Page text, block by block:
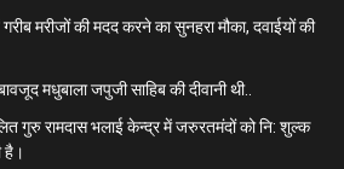
मरीजों की मदद करने का सुनहरा मौका, दवाईयों की
मधुबाला जपुजी साहिब की दीवानी थी..
गुरु रामदास भलाई केन्द्र में जरुरतमंदों को नि: शुल्क
है।